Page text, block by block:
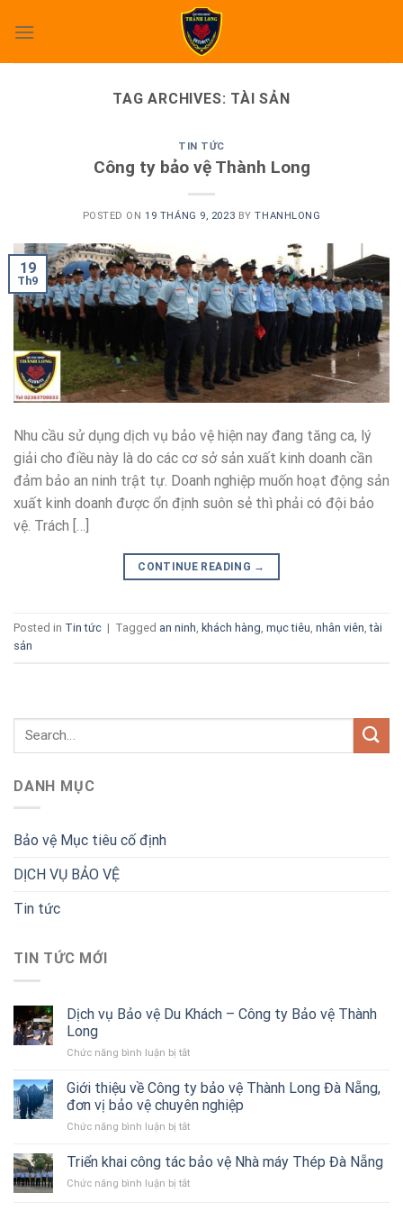
TAG ARCHIVES: TÀI SẢN
TIN TỨC
Công ty bảo vệ Thành Long
POSTED ON19 THÁNG 9, 2023 BYTHANHLONG
19
Th9
Nhu cầu sử dụng dịch vụ bảo vệ hiện nay đang tăng ca, lý
giải cho điều này là do các cơ sở sản xuất kinh doanh cần
đảm bảo an ninh trật tự. Doanh nghiệp muốn hoạt động sản
xuất kinh doanh được ổn định suôn sẻ thì phải có đội bảo
vệ. Trách […]
CONTINUE READING →
Posted in Tin tức | Tagged an ninh khách hàng mục tiêu nhân viên ,tài
sản
DANH MỤC
Bảo vệ Mục tiêu cố định
DỊCH VỤ BẢO VỆ
Tin tức
TIN TỨC MỚI
Dịch vụ Bảo vệ Du Khách – Công ty Bảo vệ Thành
Long
Chức năng bình luận bị tắtở
vụ
Bảo
vệ
Du
–
ty
Giới thiệu về Công ty bảo vệ Thành Long Đà Nẵng,
đơn vị bảo vệ chuyên nghiệp
Chức năng bình luận bị tắtở
thiệu
Công
Triển khai công tác bảo vệ Nhà máy Thép Đà Nẵng
Chức năng bình luận bị tắtở